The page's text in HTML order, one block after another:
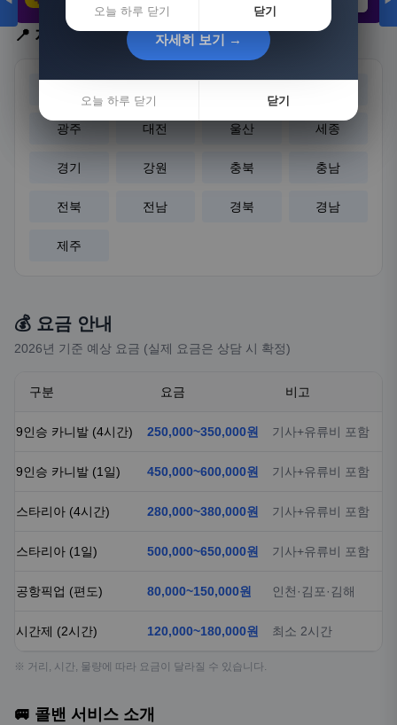
3,308원
📍 지역 선택
광주 대전 울산 세종
경기 강원 충북 충남
전북 전남 경북 경남
제주
💰 요금 안내
2026년 기준 예상 요금 (실제 요금은 상담 시 확정)
구분 요금 비고
9인승 카니발 (4시간) 250,000~350,000원 기사+유류비 포함
9인승 카니발 (1일) 450,000~600,000원 기사+유류비 포함
스타리아 (4시간) 280,000~380,000원 기사+유류비 포함
스타리아 (1일) 500,000~650,000원 기사+유류비 포함
공항픽업 (편도) 80,000~150,000원 인천·김포·김해
시간제 (2시간) 120,000~180,000원 최소 2시간
※ 거리, 시간, 물량에 따라 요금이 달라질 수 있습니다.
🚐 콜밴 서비스 소개
오늘 하루 닫기 닫기
자세히 보기 →
오늘 하루 닫기 닫기
자세히 보기 →
오늘 하루 닫기 닫기